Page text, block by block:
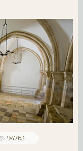
94763